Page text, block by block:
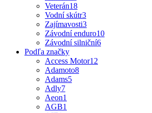
Veterán18
Vodní skútr3
Zajímavosti3
Závodní enduro10
Závodní silniční6
Podľa značky
Access Motor12
Adamoto8
Adams5
Adly7
Aeon1
AGB1